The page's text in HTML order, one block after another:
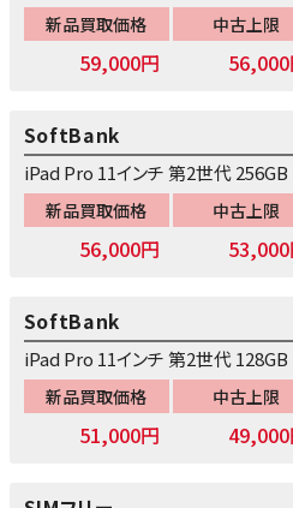
新品買取価格
59,000円
中古上限
iPad Pro 11インチ 第2世代
SoftBank
新品買取価格
56,000円
中古上限
iPad Pro 11インチ 第2世代
SoftBank
新品買取価格
51,000円
中古上限